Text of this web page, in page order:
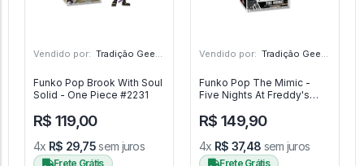
Vendido por: Tradição Geek - RS
Funko Pop Brook With Soul
Solid - One Piece #2231
R$ 119,00
4x R$ 29,75sem juros
Frete Grátis
Vendido por: Tradição Geek - RS
Funko Pop The Mimic -
Five Nights At Freddy's
R$ 149,90
4x R$ 37,48 sem juros
Frete Grátis